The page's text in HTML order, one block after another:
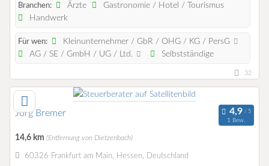
Branchen: Ärzte
Gastronomie / Hotel / Tourismus
Handwerk
Für wen:
Kleinunternehmer / GbR / OHG / KG / PersG
AG / SE / GmbH / UG / Ltd.
Selbstständige
32
Jörg Bremer
1 Bew.
14,6 km (Entfernung von Dietzenbach)
60326 Frankfurt am Main, Hessen, Deutschland